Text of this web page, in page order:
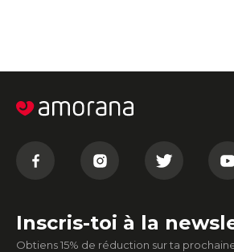
Inscris-toi à la
Obtiens 15% de réduction sur ta